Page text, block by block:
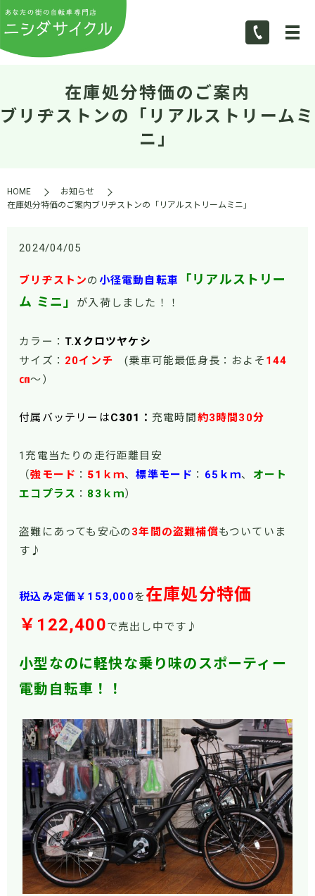
在庫処分特価のご案内
ブリヂストンの「リアルストリームミ
ニ」
HOME
お知らせ
在庫処分特価のご案内ブリヂストンの「リアルストリームミニ」
2024/04/05
ブリヂストンの 小径電動自転車
「リアルストリー
ム ミニ」
が入荷しました！！
カラー： T.Xクロツヤケシ
サイズ： 20インチ (乗車可能最低身長：およそ 144
㎝～）
付属バッテリーはC301 ： 充電時間 約3時間30分
1充電当たりの走行距離目安
（強モード ： 51 ｋｍ、標準モード ： 65ｋｍ、 オート
エコプラス ： 83ｋｍ）
盗難にあっても安心の 3年間の盗難補償もついていま
す♪
税込み定価￥153,000を 在庫処分特価
￥122,400で売出し中です♪
小型なのに軽快な乗り味のスポーティー
電動自転車！！